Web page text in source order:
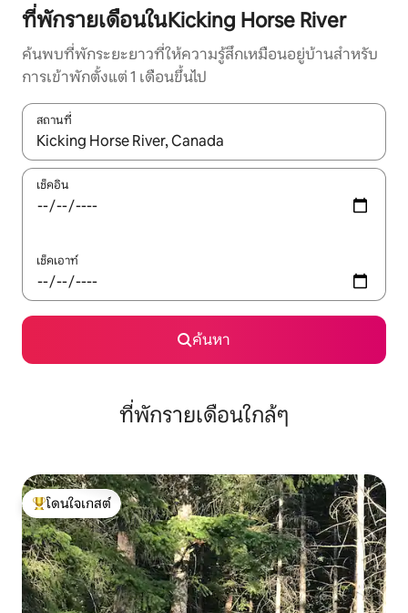
ที่พักรายเดือนในKicking Horse River
ค้นพบที่พักระยะยาวที่ให้ความรู้สึกเหมือนอยู่บ้านสำหรับ
การเข้าพักตั้งแต่ 1 เดือนขึ้นไป
สถานที่
ใช้ลูกศรขึ้นลง หรือใช้การสัมผัสหรือปัด เพื่อสำรวจผลการค้นหา
เช็คอิน
เช็คเอาท์
ค้นหา
ที่พักรายเดือนใกล้ๆ
โดนใจเกสต์ที่สุด
โดนใจเกสต์